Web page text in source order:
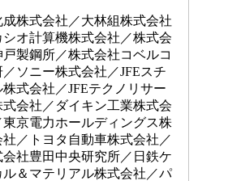
成株式会社／大林組株式会社
シオ計算機株式会社／株式会
戸製鋼所／株式会社コベルコ
／ソニー株式会社／JFEスチ
株式会社／JFEテクノリサー
式会社／ダイキン工業株式会
東京電力ホールディングス株
社／トヨタ自動車株式会社／
会社豊田中央研究所／日鉄ケ
ル＆マテリアル株式会社／パ